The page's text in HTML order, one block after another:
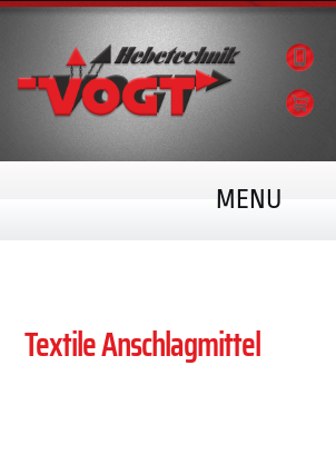
MENU
Textile Anschlagmittel